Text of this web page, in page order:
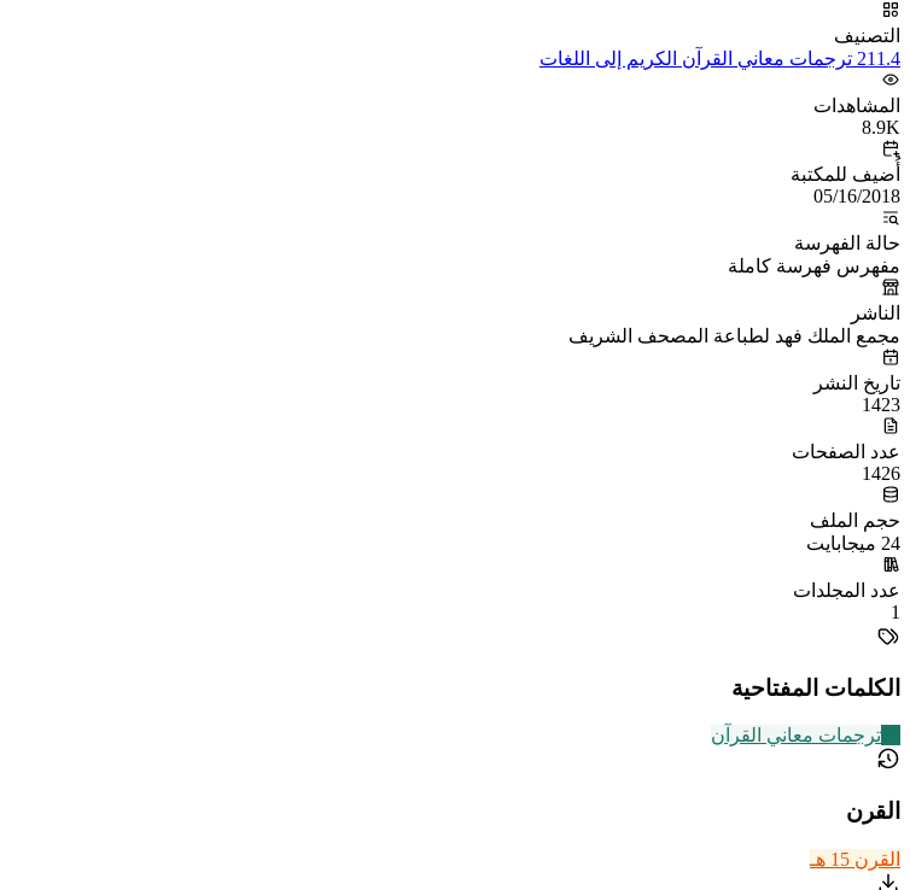
التصنيف
211.4 ترجمات معاني القرآن الكريم إلى اللغات
المشاهدات
8.9K
أُضيف للمكتبة
05/16/2018
حالة الفهرسة
مفهرس فهرسة كاملة
الناشر
مجمع الملك فهد لطباعة المصحف الشريف
تاريخ النشر
1423
عدد الصفحات
1426
حجم الملف
24 ميجابايت
عدد المجلدات
1
الكلمات المفتاحية
ترجمات معاني القرآن
القرن
القرن 15 هـ